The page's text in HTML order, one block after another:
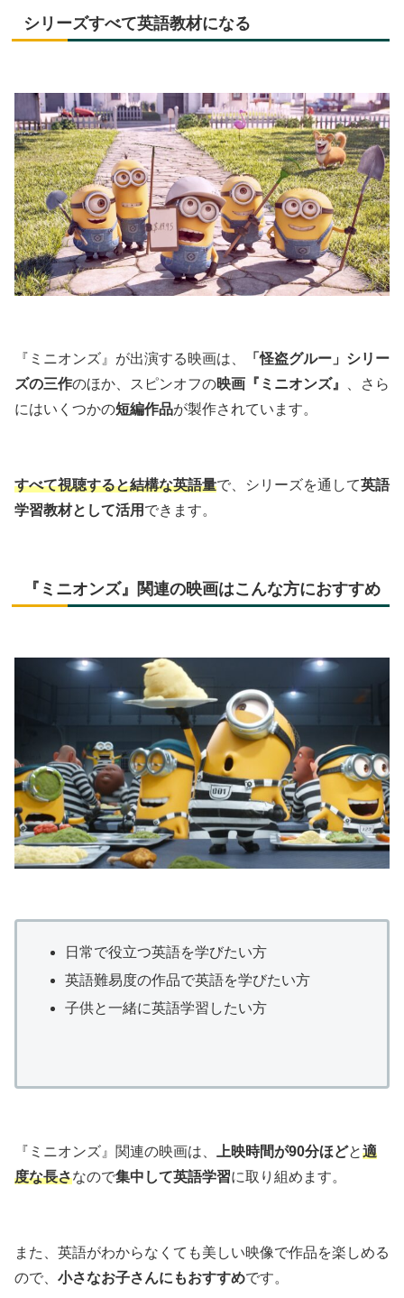
シリーズすべて英語教材になる
『ミニオンズ』が出演する映画は、
「怪盗グルー」シリー
ズの三作のほか、スピンオフの映画『ミニオンズ』
、さら
にはいくつかの短編作品が製作されています。
すべて視聴すると結構な英語量で、シリーズを通して英語
学習教材として活用 できます。
『ミニオンズ』関連の映画はこんな方におすすめ
日常で役立つ英語を学びたい方
英語難易度の作品で英語を学びたい方
子供と一緒に英語学習したい方
『ミニオンズ』関連の映画は、 上映時間が90分ほどと適
度な長さなので集中して英語学習に取り組めます。
また、英語がわからなくても美しい映像で作品を楽しめる
ので、 小さなお子さんにもおすすめです。